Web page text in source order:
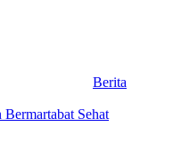
Berita
Sehat